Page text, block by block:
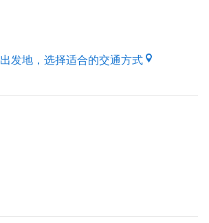
发地，选择适合的交通方式